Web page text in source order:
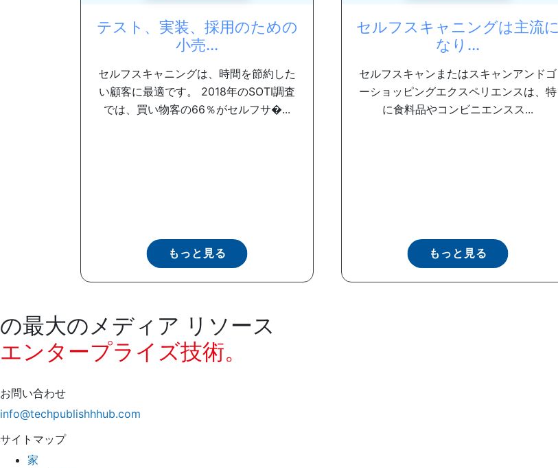
テスト、実装、採用のための
小売...
セルフスキャニングは、時間を節約した
い顧客に最適です。 2018年のSOTI調査
では、買い物客の66％がセルフサ�...
もっと見る
セルフスキャニングは主流に
なり...
セルフスキャンまたはスキャンアンドゴ
ーショッピングエクスペリエンスは、特
に食料品やコンビニエンスス...
もっと見る
の最大のメディア リソース
エンタープライズ技術。
お問い合わせ
info@techpublishhhub.com
サイトマップ
家